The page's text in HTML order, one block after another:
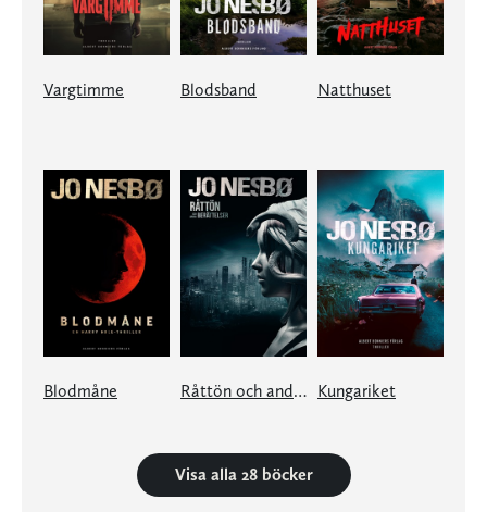
Vargtimme Blodsband Natthuset
Blodmåne Råttön och andra berättelser Kungariket
Visa alla 28 böcker